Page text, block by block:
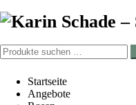
Zur
Navigation
Zum
Inhalt
Suchen
nach:
Startseite
Angebote